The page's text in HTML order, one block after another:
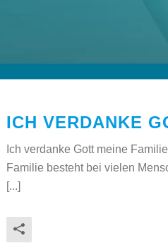
ICH VERDANKE
Ich verdanke Gott meine
Familie besteht bei vielen
[...]